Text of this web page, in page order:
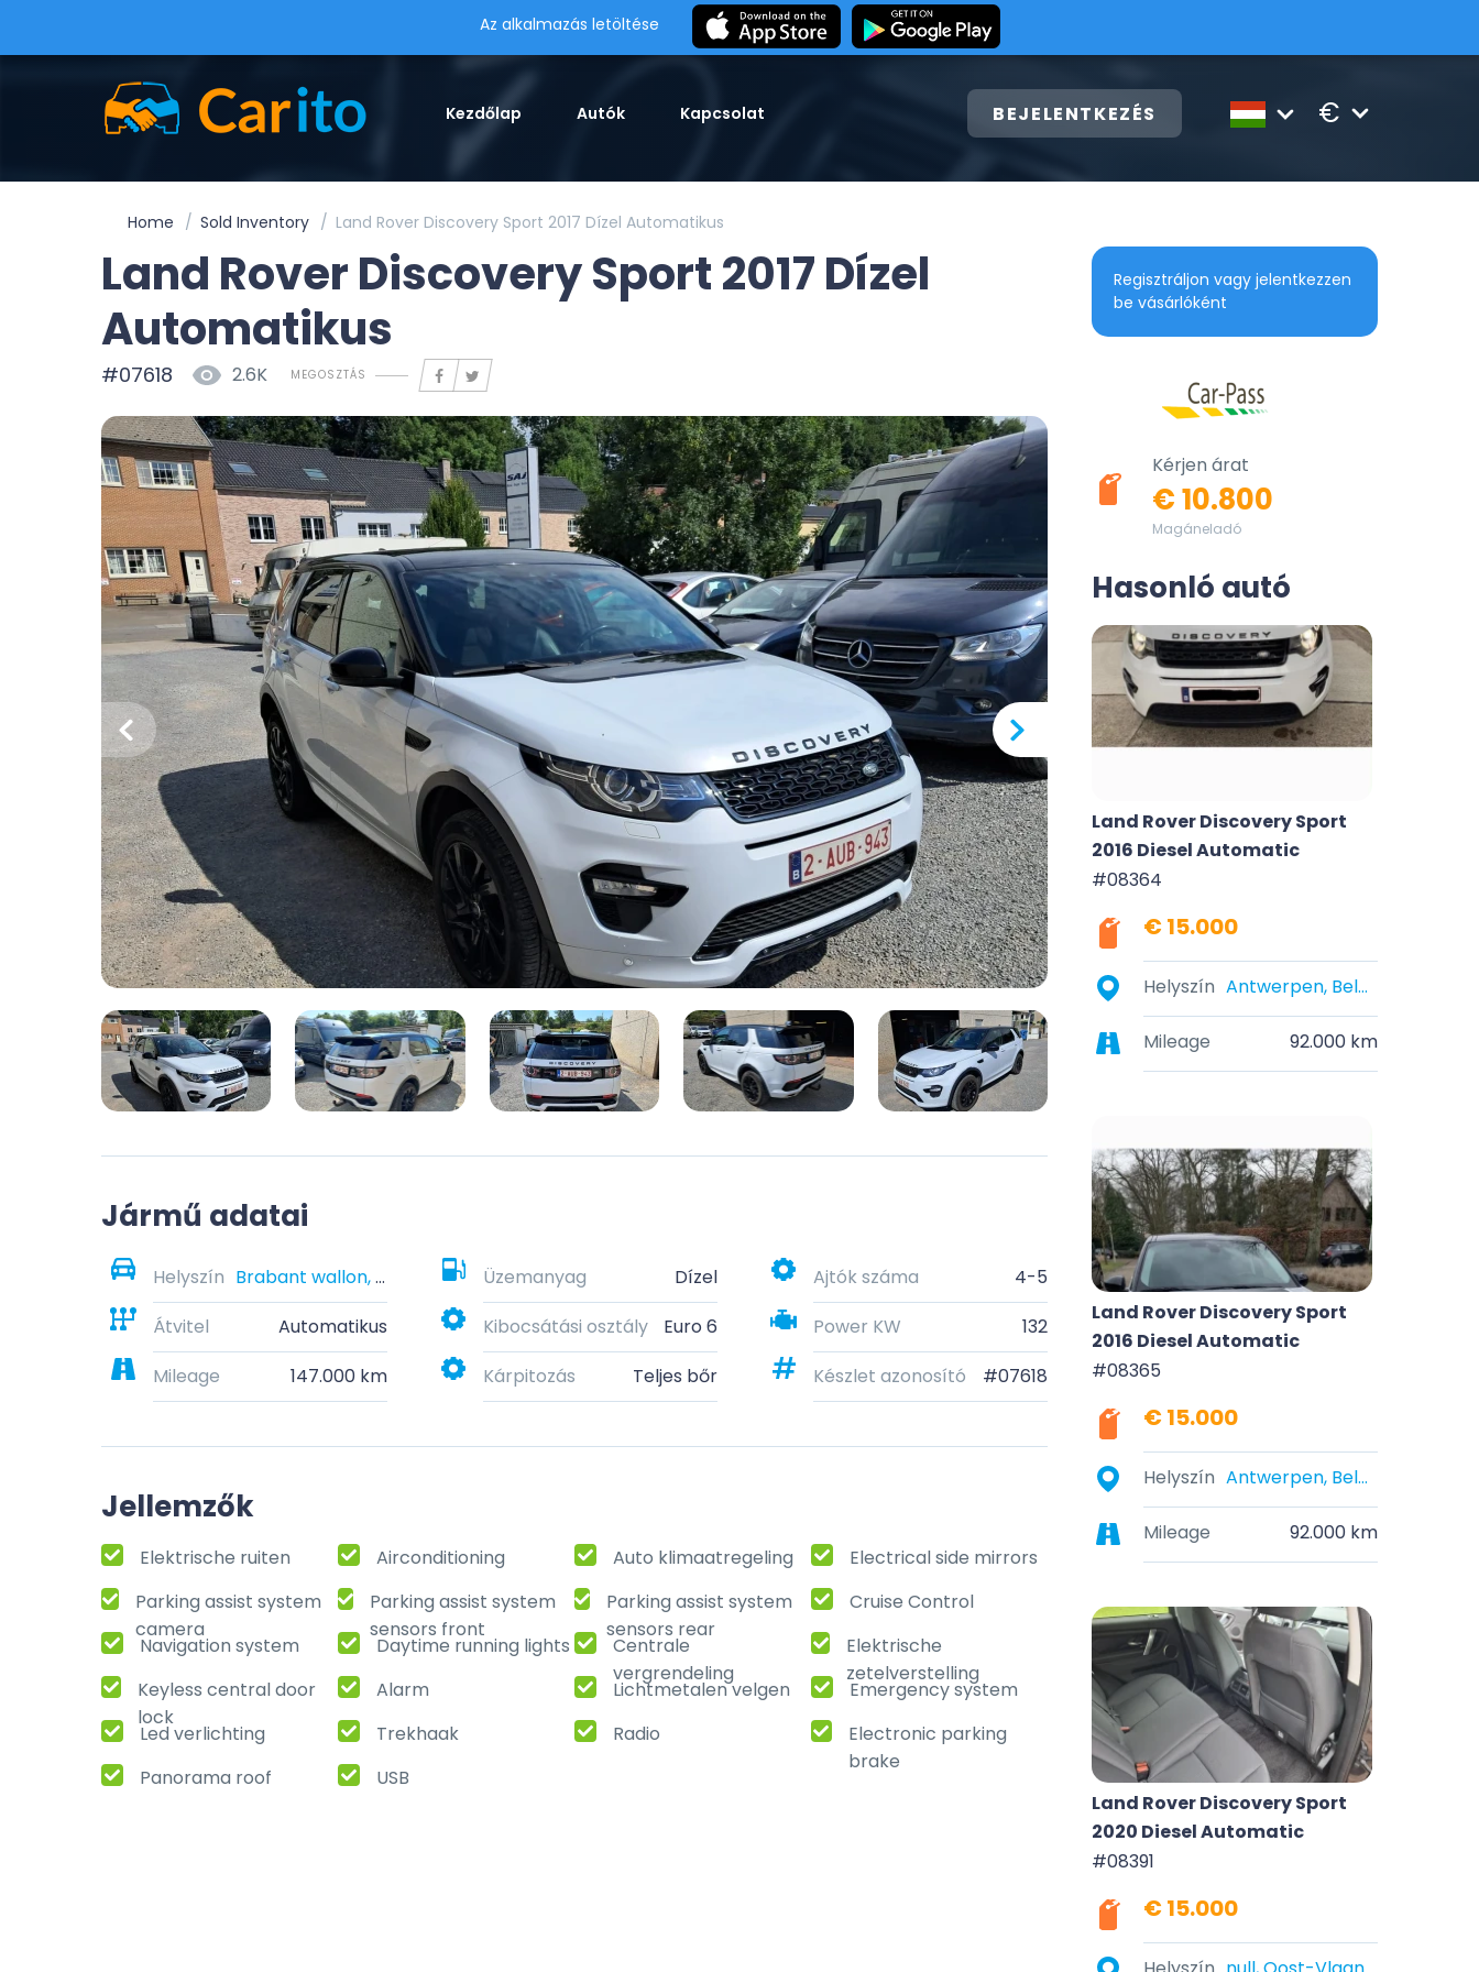
Az alkalmazás letöltése
Kezdőlap Autók Kapcsolat BEJELENTKEZÉS €
Home Sold Inventory Land Rover Discovery Sport 2017 Dízel Automatikus
Land Rover Discovery Sport 2017 Dízel
Automatikus
#07618 2.6K MEGOSZTÁS
Jármű adatai
Helyszín Brabant wallon, Belgique Üzemanyag Dízel Ajtók száma
4-5
Átvitel
Automatikus Kibocsátási osztály Euro 6 Power KW
132
Mileage
147.000 km Kárpitozás Teljes bőr Készlet azonosító #07618
Jellemzők
Elektrische ruiten Airconditioning Auto klimaatregeling
Electrical side mirrors
Parking assist system
camera
Parking assist system
sensors front
Parking assist system
sensors rear
Cruise Control
Navigation system
Daytime running lights
Centrale
vergrendeling
Elektrische
zetelverstelling
Keyless central door
lock
Alarm Lichtmetalen velgen
Emergency system
Led verlichting
Trekhaak Radio
Electronic parking
brake
Panorama roof USB
Regisztráljon vagy jelentkezzen
be vásárlóként
Kérjen árat
€ 10.800
Magáneladó
Hasonló autó
Land Rover Discovery Sport
2016 Diesel Automatic
#08364
€ 15.000
Helyszín Antwerpen, België
Mileage 92.000 km
Land Rover Discovery Sport
2016 Diesel Automatic
#08365
€ 15.000
Helyszín Antwerpen, België
Mileage 92.000 km
Land Rover Discovery Sport
2020 Diesel Automatic
#08391
€ 15.000